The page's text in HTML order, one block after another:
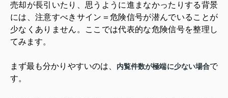
売却が長引いたり、思うように進まなかったりする背景
には、注意すべきサイン＝危険信号が潜んでいることが
少なくありません。ここでは代表的な危険信号を整理し
てみます。
まず最も分かりやすいのは、 内覧件数が極端に少ない場合で
す。